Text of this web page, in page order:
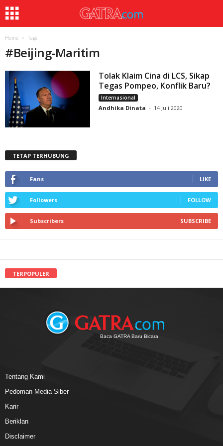
Home Tags
#Beijing-Maritim
Tolak Klaim Cina di LCS, Sikap
Tegas Pompeo, Konflik Baru?
Internasional
Andhika Dinata - 14 Juli 2020
TETAP TERHUBUNG
Fans LIKE
Followers FOLLOW
Subscribers SUBSCRIBE
TERPOPULER
Baca GATRA Baru Bicara
Tentang Kami
Pedoman Media Siber
Karir
Beriklan
Disclaimer